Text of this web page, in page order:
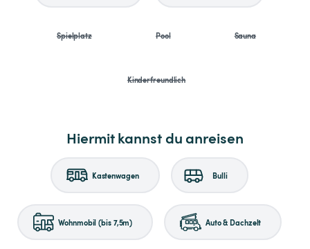
Spielplatz Pool Sauna
Kinderfreundlich
Hiermit kannst du anreisen
Kastenwagen Bulli
Wohnmobil (bis 7,5m) Auto & Dachzelt